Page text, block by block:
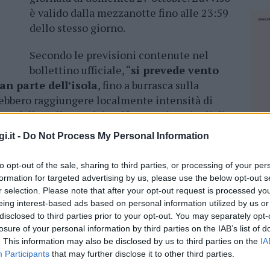
- Do Not Process My Personal Information
opt-out of the sale, sharing to third parties, or processing of your
for targeted advertising by us, please use the below opt-out
selection. Please note that after your opt-out request is processed
interest-based ads based on personal information utilized by us
to third parties prior to your opt-out. You may separately
of your personal information by third parties on the IAB’s list of
This information may also be disclosed by us to third parties on the
Participants that may further disclose it to other third parties.
è valido dalla mezzanotte fino alle 23:59
dello stesso giorno.
Secondo le previsioni contenute nel
bollettino ufficiale, “si prevede vento
parte dell’isola, fino a burrasca sulla
raggiungere localmente intensità di
della Gallura e del Golfo Orosei e crinali di
più esposte e quelle nord-occidentali
significative fino a 4 metri”.
prudenza negli spostamenti,
aree più esposte al vento, dove le
difficili la navigazione e le attività
potrebbero subire disagi a causa delle
L’invito dellaProtezione Civileè
evitando situazioni di rischio e
nelle ore di maggiore intensità del